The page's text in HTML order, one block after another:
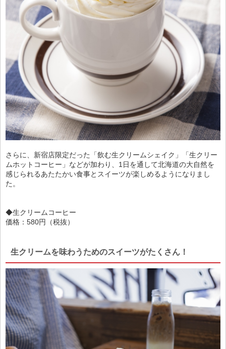
さらに、新宿店限定だった「飲む生クリームシェイク」「生クリー
ムホットコーヒー」などが加わり、1日を通して北海道の大自然を
感じられるあたたかい食事とスイーツが楽しめるようになりまし
た。
◆生クリームコーヒー
価格：580円（税抜）
生クリームを味わうためのスイーツがたくさん！